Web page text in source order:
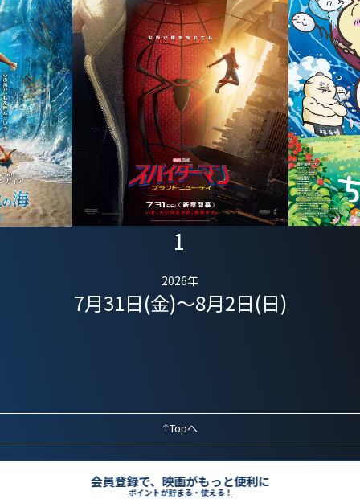
会員登録で、映画がもっと便利に
ポイントが貯まる・使える！
1
2026年
7月31日(金)～8月2日(日)
Topへ